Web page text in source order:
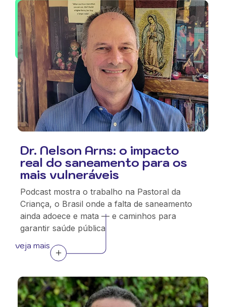
Dr. Nelson Arns: o impacto
real do saneamento para os
mais vulneráveis
Podcast mostra o trabalho na Pastoral da
Criança, o Brasil onde a falta de saneamento
ainda adoece e mata — e caminhos para
garantir saúde pública
veja mais